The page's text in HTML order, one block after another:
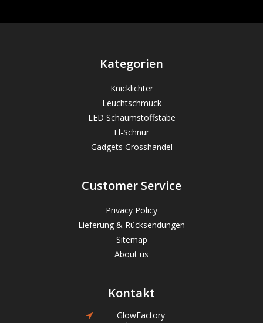
Kategorien
Knicklichter
Leuchtschmuck
LED Schaumstoffstäbe
El-Schnur
Gadgets Grosshandel
Customer Service
Privacy Policy
Lieferung & Rücksendungen
Sitemap
About us
Kontakt
GlowFactory